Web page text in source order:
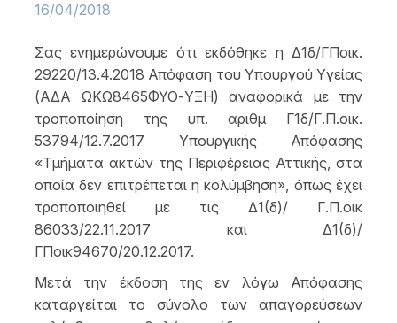
16/04/2018
Σας ενημερώνουμε ότι εκδόθηκε η Δ1δ/ΓΠοικ.
29220/13.4.2018 Απόφαση του Υπουργού Υγείας
(ΑΔΑ ΩΚΩ8465ΦΥΟ-ΥΞΗ) αναφορικά με την
τροποποίηση της υπ. αριθμ Γ1δ/Γ.Π.οικ.
53794/12.7.2017 Υπουργικής Απόφασης
«Τμήματα ακτών της Περιφέρειας Αττικής, στα
οποία δεν επιτρέπεται η κολύμβηση», όπως έχει
τροποποιηθεί με τις Δ1(δ)/ Γ.Π.οικ
86033/22.11.2017 και Δ1(δ)/
ΓΠοικ94670/20.12.2017.
Μετά την έκδοση της εν λόγω Απόφασης
καταργείται το σύνολο των απαγορεύσεων